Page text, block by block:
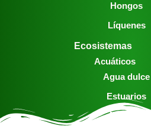
Hongos
Líquenes
Ecosistemas
Acuáticos
Agua dulce
Estuarios
Marinos